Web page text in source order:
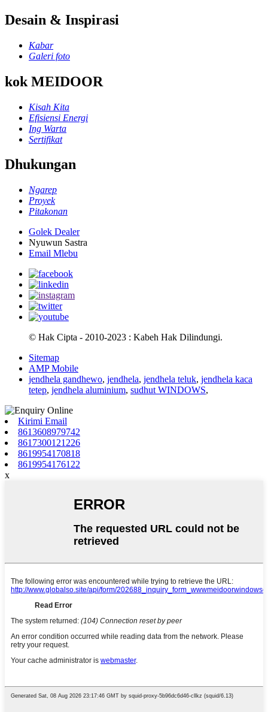
Desain & Inspirasi
Kabar
Galeri foto
kok MEIDOOR
Kisah Kita
Efisiensi Energi
Ing Warta
Sertifikat
Dhukungan
Ngarep
Proyek
Pitakonan
Golek Dealer
Nyuwun Sastra
Email Mlebu
© Hak Cipta - 2010-2023 : Kabeh Hak Dilindungi.
Sitemap
AMP Mobile
jendhela gandhewo, jendhela, jendhela teluk, jendhela kaca
tetep, jendhela aluminium, sudhut WINDOWS,
Kirimi Email
8613608979742
8617300121226
8619954170818
8619954176122
x